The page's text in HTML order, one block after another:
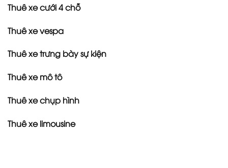
Thuê xe cưới 4 chỗ
Thuê xe vespa
Thuê xe trưng bày sự kiện
Thuê xe mô tô
Thuê xe chụp hình
Thuê xe limousine